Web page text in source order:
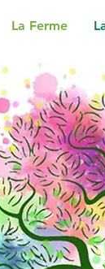
La Ferme